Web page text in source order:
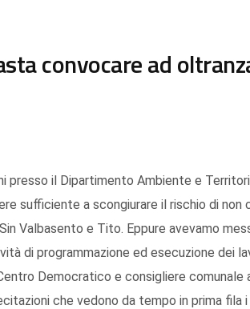
convocare ad
presso il Dipartimento Ambiente e
sufficiente a scongiurare il rischio di non
Valbasento e Tito. Eppure avevamo
di programmazione ed esecuzione dei
Democratico e consigliere comunale
che vedono da tempo in prima fila i